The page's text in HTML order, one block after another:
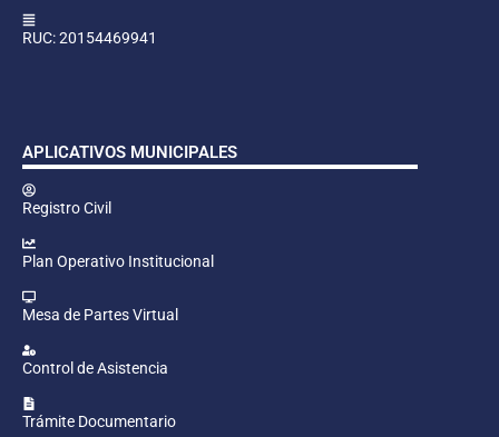
RUC: 20154469941
APLICATIVOS MUNICIPALES
Registro Civil
Plan Operativo Institucional
Mesa de Partes Virtual
Control de Asistencia
Trámite Documentario